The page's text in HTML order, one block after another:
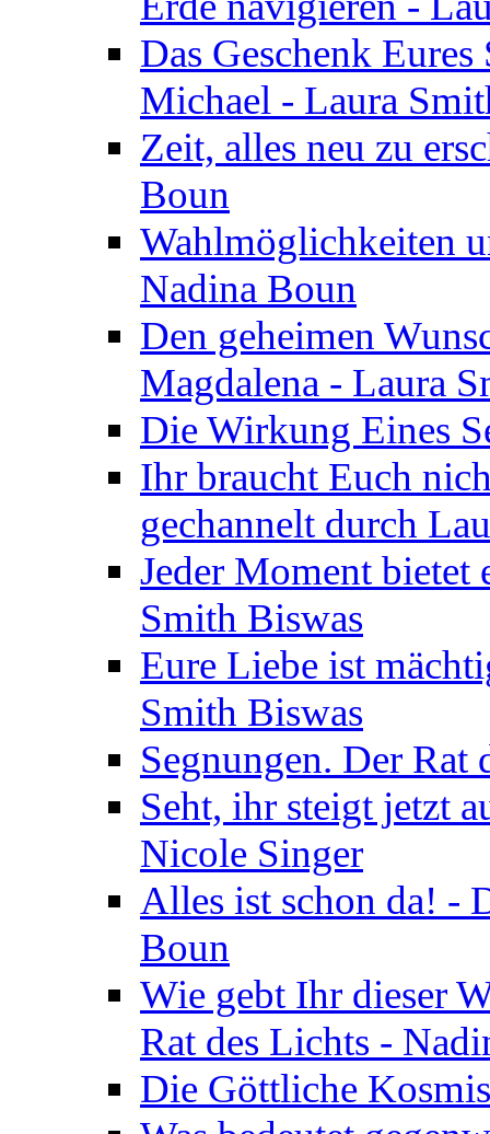
Das Geschenk
Michael - Laura
Zeit, alles neu zu
Boun
Wahlmöglichkeiten
Nadina Boun
Den geheimen
Magdalena - Laura
Die Wirkung Eines
Ihr braucht Euch
gechannelt durch
Jeder Moment bietet
Smith Biswas
Eure Liebe ist
Smith Biswas
Segnungen. Der
Seht, ihr steigt jetzt
Nicole Singer
Alles ist schon da! -
Boun
Wie gebt Ihr dieser
Rat des Lichts -
Die Göttliche